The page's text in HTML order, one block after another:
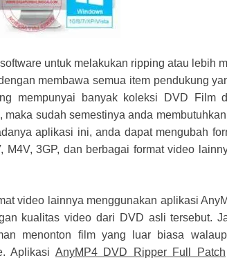
untuk melakukan ripping atau lebih
membawa semua item pendukung
mempunyai banyak koleksi DVD Film
sudah semestinya anda
aplikasi ini, anda dapat mengubah
3GP, dan berbagai format video
video lainnya menggunakan aplikasi
kualitas video dari DVD asli tersebut.
menonton film yang luar biasa
Aplikasi AnyMP4 DVD Ripper Full Patch